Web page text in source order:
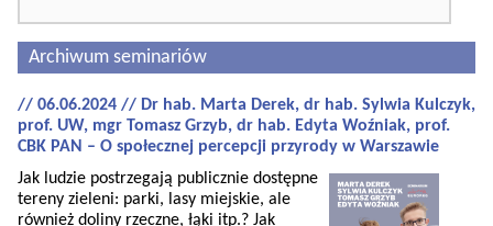
Archiwum seminariów
// 06.06.2024 // Dr hab. Marta Derek, dr hab. Sylwia Kulczyk,
prof. UW, mgr Tomasz Grzyb, dr hab. Edyta Woźniak, prof.
CBK PAN – O społecznej percepcji przyrody w Warszawie
Jak ludzie postrzegają publicznie dostępne
tereny zieleni: parki, lasy miejskie, ale
również doliny rzeczne, łąki itp.? Jak